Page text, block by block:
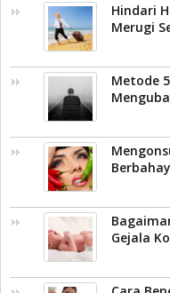
Hindari
Merugi
Metode
Gejala